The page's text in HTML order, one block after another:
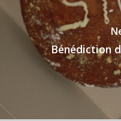
Bénédiction